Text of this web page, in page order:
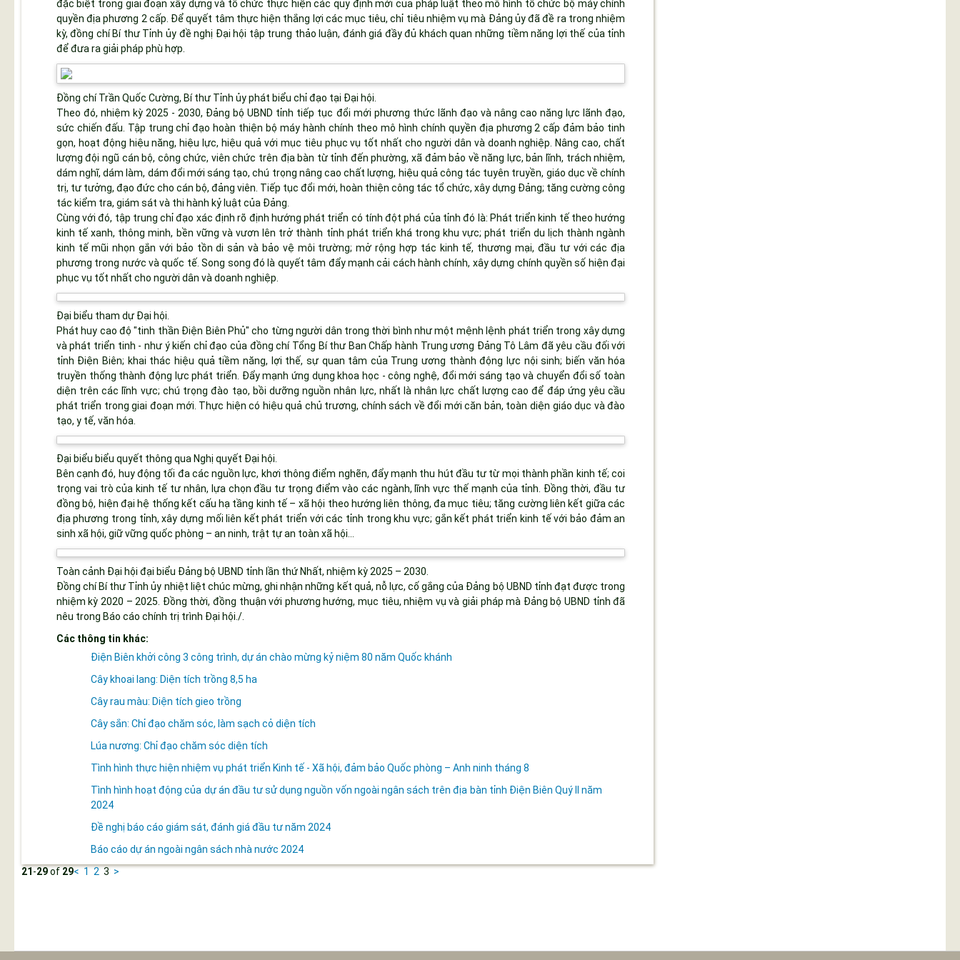
đặc biệt trong giai đoạn xây dựng và tổ chức thực hiện các quy định mới của pháp luật theo mô hình tổ chức bộ máy chính
quyền địa phương 2 cấp. Để quyết tâm thực hiện thắng lợi các mục tiêu, chỉ tiêu nhiệm vụ mà Đảng ủy đã đề ra trong nhiệm
kỳ, đồng chí Bí thư Tỉnh ủy đề nghị Đại hội tập trung thảo luận, đánh giá đầy đủ khách quan những tiềm năng lợi thế của tỉnh
để đưa ra giải pháp phù hợp.
Đồng chí Trần Quốc Cường, Bí thư Tỉnh ủy phát biểu chỉ đạo tại Đại hội.
Theo đó, nhiệm kỳ 2025 - 2030, Đảng bộ UBND tỉnh tiếp tục đổi mới phương thức lãnh đạo và nâng cao năng lực lãnh đạo,
sức chiến đấu. Tập trung chỉ đạo hoàn thiện bộ máy hành chính theo mô hình chính quyền địa phương 2 cấp đảm bảo tinh
gọn, hoạt động hiệu năng, hiệu lực, hiệu quả với mục tiêu phục vụ tốt nhất cho người dân và doanh nghiệp. Nâng cao, chất
lượng đội ngũ cán bộ, công chức, viên chức trên địa bàn từ tỉnh đến phường, xã đảm bảo về năng lực, bản lĩnh, trách nhiệm,
dám nghĩ, dám làm, dám đổi mới sáng tạo, chú trọng nâng cao chất lượng, hiệu quả công tác tuyên truyền, giáo dục về chính
trị, tư tưởng, đạo đức cho cán bộ, đảng viên. Tiếp tục đổi mới, hoàn thiện công tác tổ chức, xây dựng Đảng; tăng cường công
tác kiểm tra, giám sát và thi hành kỷ luật của Đảng.
Cùng với đó, tập trung chỉ đạo xác định rõ định hướng phát triển có tính đột phá của tỉnh đó là: Phát triển kinh tế theo hướng
kinh tế xanh, thông minh, bền vững và vươn lên trở thành tỉnh phát triển khá trong khu vực; phát triển du lịch thành ngành
kinh tế mũi nhọn gắn với bảo tồn di sản và bảo vệ môi trường; mở rộng hợp tác kinh tế, thương mại, đầu tư với các địa
phương trong nước và quốc tế. Song song đó là quyết tâm đẩy mạnh cải cách hành chính, xây dựng chính quyền số hiện đại
phục vụ tốt nhất cho người dân và doanh nghiệp.
Đại biểu tham dự Đại hội.
Phát huy cao độ "tinh thần Điện Biên Phủ" cho từng người dân trong thời bình như một mệnh lệnh phát triển trong xây dựng
và phát triển tinh - như ý kiến chỉ đạo của đồng chí Tổng Bí thư Ban Chấp hành Trung ương Đảng Tô Lâm đã yêu cầu đối với
tỉnh Điện Biên; khai thác hiệu quả tiềm năng, lợi thế, sự quan tâm của Trung ương thành động lực nội sinh; biến văn hóa
truyền thống thành động lực phát triển. Đẩy mạnh ứng dụng khoa học - công nghệ, đổi mới sáng tạo và chuyển đổi số toàn
diện trên các lĩnh vực; chú trọng đào tạo, bồi dưỡng nguồn nhân lực, nhất là nhân lực chất lượng cao để đáp ứng yêu cầu
phát triển trong giai đoạn mới. Thực hiện có hiệu quả chủ trương, chính sách về đổi mới căn bản, toàn diện giáo dục và đào
tạo, y tế, văn hóa.
Đại biểu biểu quyết thông qua Nghị quyết Đại hội.
Bên cạnh đó, huy động tối đa các nguồn lực, khơi thông điểm nghẽn, đẩy mạnh thu hút đầu tư từ mọi thành phần kinh tế; coi
trọng vai trò của kinh tế tư nhân, lựa chọn đầu tư trọng điểm vào các ngành, lĩnh vực thế mạnh của tỉnh. Đồng thời, đầu tư
đồng bộ, hiện đại hệ thống kết cấu hạ tầng kinh tế – xã hội theo hướng liên thông, đa mục tiêu; tăng cường liên kết giữa các
địa phương trong tỉnh, xây dựng mối liên kết phát triển với các tỉnh trong khu vực; gắn kết phát triển kinh tế với bảo đảm an
sinh xã hội, giữ vững quốc phòng – an ninh, trật tự an toàn xã hội…
Toàn cảnh Đại hội đại biểu Đảng bộ UBND tỉnh lần thứ Nhất, nhiệm kỳ 2025 – 2030.
Đồng chí Bí thư Tỉnh ủy nhiệt liệt chúc mừng, ghi nhận những kết quả, nỗ lực, cố gắng của Đảng bộ UBND tỉnh đạt được trong
nhiệm kỳ 2020 – 2025. Đồng thời, đồng thuận với phương hướng, mục tiêu, nhiệm vụ và giải pháp mà Đảng bộ UBND tỉnh đã
nêu trong Báo cáo chính trị trình Đại hội./.
Các thông tin khác:
Điện Biên khởi công 3 công trình, dự án chào mừng kỷ niệm 80 năm Quốc khánh
Cây khoai lang: Diện tích trồng 8,5 ha
Cây rau màu: Diện tích gieo trồng
Cây sắn: Chỉ đạo chăm sóc, làm sạch cỏ diện tích
Lúa nương: Chỉ đạo chăm sóc diện tích
Tình hình thực hiện nhiệm vụ phát triển Kinh tế - Xã hội, đảm bảo Quốc phòng – Anh ninh tháng 8
Tình hình hoạt động của dự án đầu tư sử dụng nguồn vốn ngoài ngân sách trên địa bàn tỉnh Điện Biên Quý II năm
2024
Đề nghị báo cáo giám sát, đánh giá đầu tư năm 2024
Báo cáo dự án ngoài ngân sách nhà nước 2024
21-29of 29< 1 2 3 >